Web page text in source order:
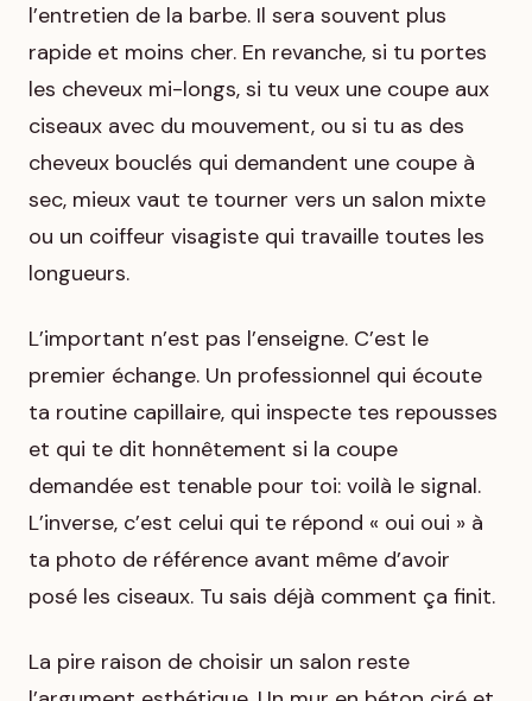
l’entretien de la barbe. Il sera souvent plus
rapide et moins cher. En revanche, si tu portes
les cheveux mi-longs, si tu veux une coupe aux
ciseaux avec du mouvement, ou si tu as des
cheveux bouclés qui demandent une coupe à
sec, mieux vaut te tourner vers un salon mixte
ou un coiffeur visagiste qui travaille toutes les
longueurs.
L’important n’est pas l’enseigne. C’est le
premier échange. Un professionnel qui écoute
ta routine capillaire, qui inspecte tes repousses
et qui te dit honnêtement si la coupe
demandée est tenable pour toi: voilà le signal.
L’inverse, c’est celui qui te répond « oui oui » à
ta photo de référence avant même d’avoir
posé les ciseaux. Tu sais déjà comment ça finit.
La pire raison de choisir un salon reste